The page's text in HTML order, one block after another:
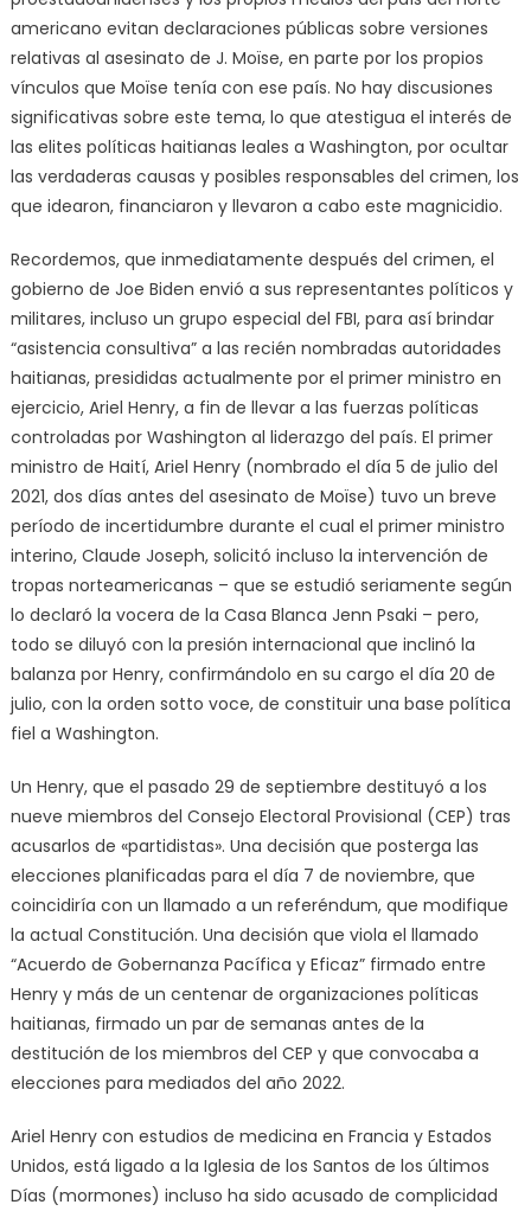
americano evitan declaraciones públicas sobre versiones
relativas al asesinato de J. Moïse, en parte por los propios
vínculos que Moïse tenía con ese país. No hay discusiones
significativas sobre este tema, lo que atestigua el interés de
las elites políticas haitianas leales a Washington, por ocultar
las verdaderas causas y posibles responsables del crimen, los
que idearon, financiaron y llevaron a cabo este magnicidio.
Recordemos, que inmediatamente después del crimen, el
gobierno de Joe Biden envió a sus representantes políticos y
militares, incluso un grupo especial del FBI, para así brindar
“asistencia consultiva” a las recién nombradas autoridades
haitianas, presididas actualmente por el primer ministro en
ejercicio, Ariel Henry, a fin de llevar a las fuerzas políticas
controladas por Washington al liderazgo del país. El primer
ministro de Haití, Ariel Henry (nombrado el día 5 de julio del
2021, dos días antes del asesinato de Moïse) tuvo un breve
período de incertidumbre durante el cual el primer ministro
interino, Claude Joseph, solicitó incluso la intervención de
tropas norteamericanas – que se estudió seriamente según
lo declaró la vocera de la Casa Blanca Jenn Psaki – pero,
todo se diluyó con la presión internacional que inclinó la
balanza por Henry, confirmándolo en su cargo el día 20 de
julio, con la orden sotto voce, de constituir una base política
fiel a Washington.
Un Henry, que el pasado 29 de septiembre destituyó a los
nueve miembros del Consejo Electoral Provisional (CEP) tras
acusarlos de «partidistas». Una decisión que posterga las
elecciones planificadas para el día 7 de noviembre, que
coincidiría con un llamado a un referéndum, que modifique
la actual Constitución. Una decisión que viola el llamado
“Acuerdo de Gobernanza Pacífica y Eficaz” firmado entre
Henry y más de un centenar de organizaciones políticas
haitianas, firmado un par de semanas antes de la
destitución de los miembros del CEP y que convocaba a
elecciones para mediados del año 2022.
Ariel Henry con estudios de medicina en Francia y Estados
Unidos, está ligado a la Iglesia de los Santos de los últimos
Días (mormones) incluso ha sido acusado de complicidad